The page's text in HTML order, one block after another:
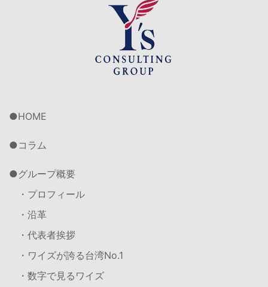
HOME
コラム
グループ概要
・プロフィール
・沿革
・代表者挨拶
・ワイズが誇る台湾No.1
・数字で見るワイズ